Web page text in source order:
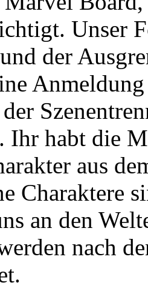
Unser
der
Ihr habt die
aus
Charaktere
an den
nach